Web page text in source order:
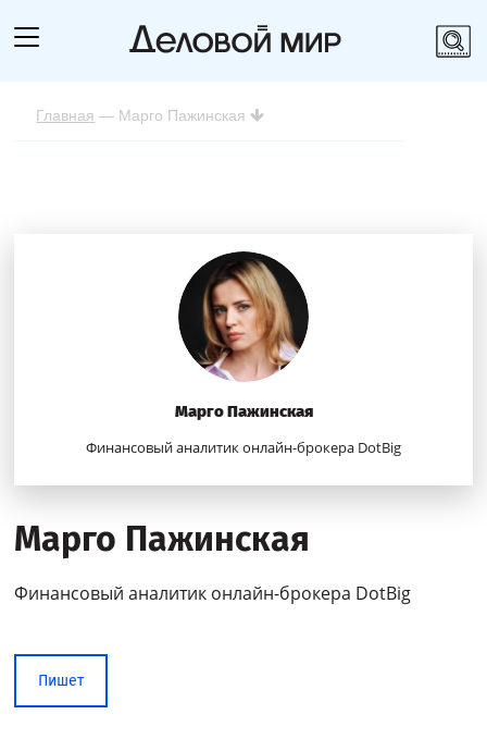
Главная — Марго Пажинская
Марго Пажинская
Финансовый аналитик онлайн-брокера DotBig
Марго Пажинская
Финансовый аналитик онлайн-брокера DotBig
Пишет